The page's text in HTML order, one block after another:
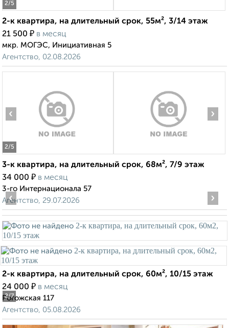
2/5
2-к квартира, на длительный срок, 55м², 3/14 этаж
21 500 ₽ в месяц
мкр. МОГЭС, Инициативная 5
Агентство, 02.08.2026
2/5
‹ ›
3-к квартира, на длительный срок, 68м², 7/9 этаж
34 000 ₽ в месяц
3-го Интернационала 57
Агентство, 29.07.2026
2/7
‹ ›
2-к квартира, на длительный срок, 60м², 10/15 этаж
24 000 ₽ в месяц
Рогожская 117
Агентство, 05.08.2026